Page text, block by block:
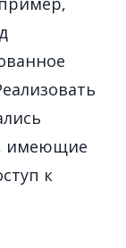
имеющие
к